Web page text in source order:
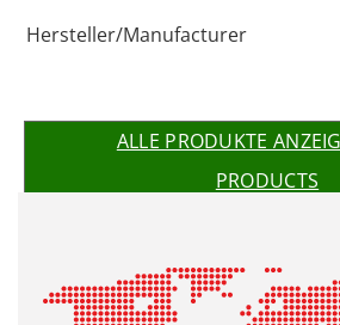
Hersteller/Manufacturer
ALLE PRODUKTE
PRODUCTS